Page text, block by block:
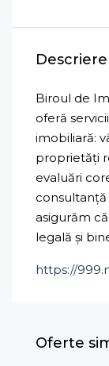
Descriere
Biroul de
oferă
imobiliară:
proprietăți
evaluări
asigurăm
legală și
https://
Oferte